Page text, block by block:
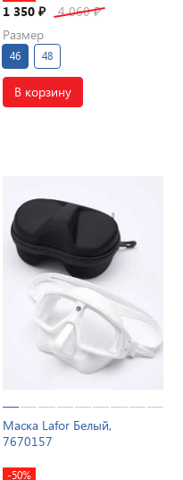
1 350 ₽ 4 060₽
Размер
46 48
В корзину
Маска Lafor Белый,
7670157
-50%